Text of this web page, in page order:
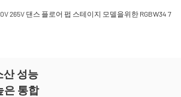
산 성능
은 통합